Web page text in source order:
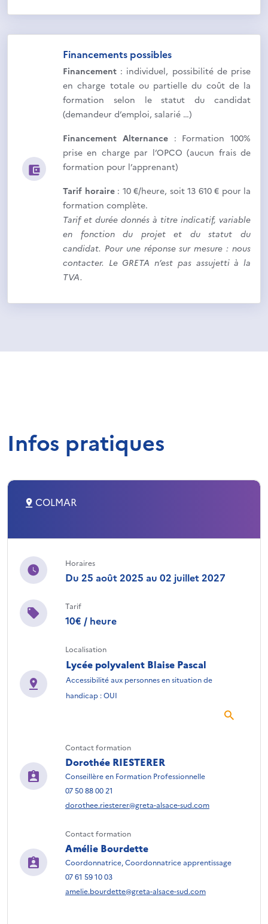
Financements possibles
Financement : individuel, possibilité de prise
en charge totale ou partielle du coût de la
formation selon le statut du candidat
(demandeur d’emploi, salarié …)
Financement Alternance: Formation 100%
prise en charge par l’OPCO (aucun frais de
formation pour l’apprenant)
Tarif horaire: 10 €/heure, soit 13 610 € pour la
formation complète.
Tarif et durée donnés à titre indicatif, variable
en fonction du projet et du statut du
candidat. Pour une réponse sur mesure : nous
contacter. Le GRETA n’est pas assujetti à la
TVA.
Infos pratiques
COLMAR
Horaires
Du 25 août 2025 au 02 juillet 2027
Tarif
10€ / heure
Localisation
Lycée polyvalent Blaise Pascal
Accessibilité aux personnes en situation de
handicap : OUI
Contact formation
Dorothée RIESTERER
Conseillère en Formation Professionnelle
07 50 88 00 21
dorothee.riesterer@greta-alsace-sud.com
Contact formation
Amélie Bourdette
Coordonnatrice, Coordonnatrice apprentissage
07 61 59 10 03
amelie.bourdette@greta-alsace-sud.com